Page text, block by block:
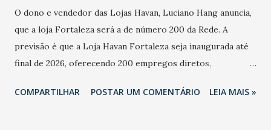
O dono e vendedor das Lojas Havan, Luciano Hang anuncia,
que a loja Fortaleza será a de número 200 da Rede. A
previsão é que a Loja Havan Fortaleza seja inaugurada até
final de 2026, oferecendo 200 empregos diretos,
Havan Fortaleza ainda não foi anunciada oficialmente, mas
COMPARTILHAR POSTAR UM COMENTÁRIO LEIA MAIS »